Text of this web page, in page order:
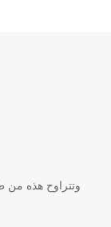
وتتراوح هذه من